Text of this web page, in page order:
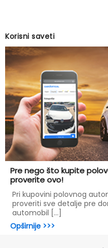
Korisni saveti
Pre nego što kupite
proverite ovo!
Pri kupovini polovnog
proveriti sve detalje pre
automobil [...]
Opširnije >>>